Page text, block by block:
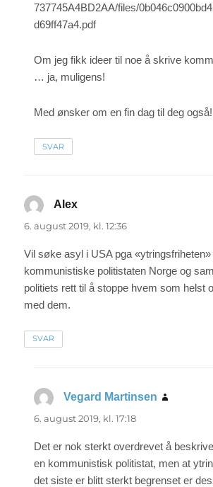
737745A4BD2AA/files/
d69ff47a4.pdf
Om jeg fikk ideer til noe å skrive
… ja, muligens!
Med ønsker om en fin dag til deg også!
SVAR
Alex
6. august 2019, kl. 12:36
Vil søke asyl i USA pga
kommunistiske politistaten Norge og
politiets rett til å stoppe hvem som helst
med dem.
SVAR
Vegard Martinsen
6. august 2019, kl. 17:18
Det er nok sterkt overdrevet å
en kommunistisk politistat, men at
det siste er blitt sterkt begrenset er